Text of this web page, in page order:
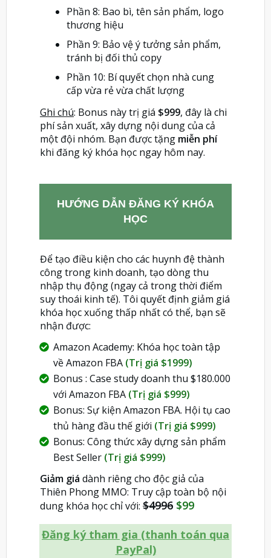
Phần 8: Bao bì, tên sản phẩm, logo
thương hiệu
Phần 9: Bảo vệ ý tưởng sản phẩm,
tránh bị đối thủ copy
Phần 10: Bí quyết chọn nhà cung
cấp vừa rẻ vừa chất lượng
Ghi chú: Bonus này trị giá $999, đây là chi
phí sản xuất, xây dựng nội dung của cả
một đội nhóm. Bạn được tặng miễn phí
khi đăng ký khóa học ngay hôm nay.
HƯỚNG DẪN ĐĂNG KÝ KHÓA
HỌC
Để tạo điều kiện cho các huynh đệ thành
công trong kinh doanh, tạo dòng thu
nhập thụ động (ngay cả trong thời điểm
suy thoái kinh tế). Tôi quyết định giảm giá
khóa học xuống thấp nhất có thể, bạn sẽ
nhận được:
Amazon Academy: Khóa học toàn tập
về Amazon FBA (Trị giá $1999)
Bonus : Case study doanh thu $180.000
với Amazon FBA (Trị giá $999)
Bonus: Sự kiện Amazon FBA. Hội tụ cao
thủ hàng đầu thế giới (Trị giá $999)
Bonus: Công thức xây dựng sản phẩm
Best Seller (Trị giá $999)
Giảm giá dành riêng cho độc giả của
Thiên Phong MMO: Truy cập toàn bộ nội
dung khóa học chỉ với: $4996 $99
Đăng ký tham gia (thanh toán qua
PayPal)